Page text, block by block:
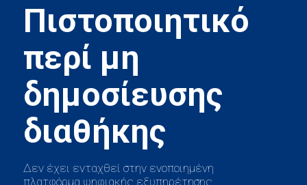
Πιστοποιητικό
περί μη
δημοσίευσης
Δεν έχει ενταχθεί στην ενοποιημένη
πλατφόρμα ψηφιακής εξυπηρέτησης